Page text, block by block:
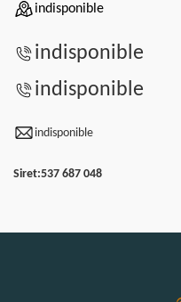
indisponible
indisponible
indisponible
indisponible
Siret:537 687 048